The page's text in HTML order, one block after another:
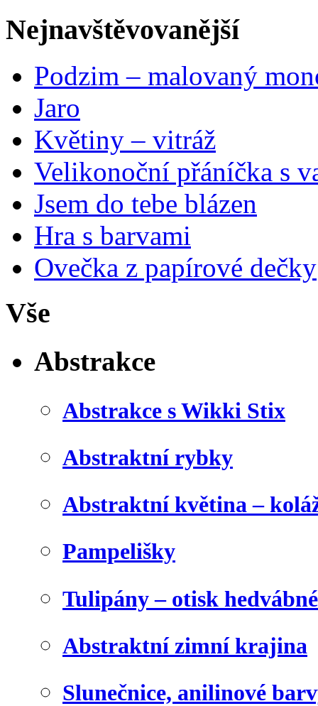
Nejnavštěvovanější
Podzim – malovaný
Jaro
Květiny – vitráž
Velikonoční přáníčka s
Jsem do tebe blázen
Hra s barvami
Ovečka z papírové dečky
Vše
Abstrakce
Abstrakce s Wikki Stix
Abstraktní rybky
Abstraktní květina –
Pampelišky
Tulipány – otisk
Abstraktní zimní krajina
Slunečnice, anilinové